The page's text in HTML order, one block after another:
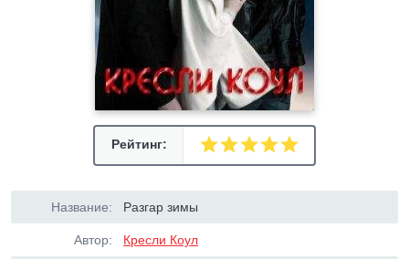
Рейтинг:
Название: Разгар зимы
Автор: Кресли Коул